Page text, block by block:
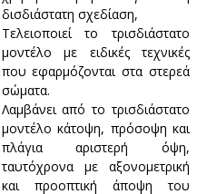
δισδιάστατη σχεδίαση,
Τελειοποιεί το τρισδιάστατο
μοντέλο με ειδικές τεχνικές
που εφαρμόζονται στα στερεά
σώματα.
Λαμβάνει από το τρισδιάστατο
μοντέλο κάτοψη, πρόσοψη και
πλάγια αριστερή όψη,
ταυτόχρονα με αξονομετρική
και προοπτική άποψη του